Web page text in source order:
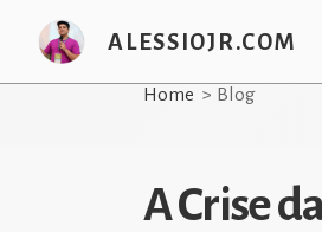
ALESSIOJR.COM
Home Blog
A Crise